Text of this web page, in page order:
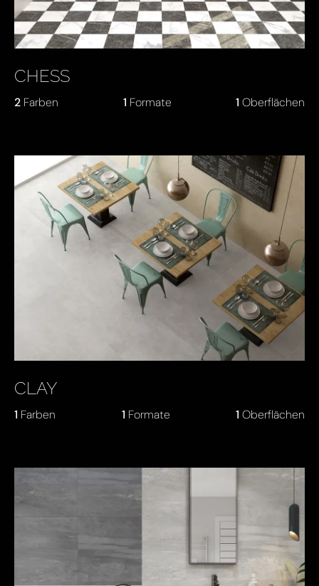
CHESS
2 Farben 1 Formate 1 Oberflächen
CLAY
1 Farben 1 Formate 1 Oberflächen